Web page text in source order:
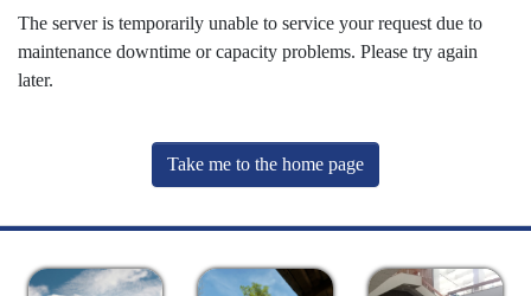
The server is temporarily unable to service your request due to
maintenance downtime or capacity problems. Please try again
later.
Take me to the home page